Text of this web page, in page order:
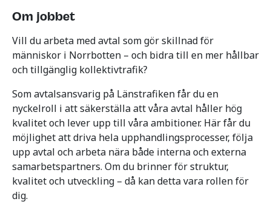
Om jobbet
Vill du arbeta med avtal som gör skillnad för
människor i Norrbotten – och bidra till en mer hållbar
och tillgänglig kollektivtrafik?
Som avtalsansvarig på Länstrafiken får du en
nyckelroll i att säkerställa att våra avtal håller hög
kvalitet och lever upp till våra ambitioner. Här får du
möjlighet att driva hela upphandlingsprocesser, följa
upp avtal och arbeta nära både interna och externa
samarbetspartners. Om du brinner för struktur,
kvalitet och utveckling – då kan detta vara rollen för
dig.